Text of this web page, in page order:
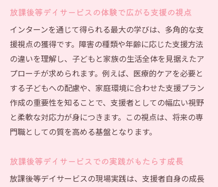
たらす気づき
ななめの関係を通じて広がる放課後等デイ
サービス体験
資格取得を目指す方に最適なインターン活用法
放課後等デイサービスのインターンで資格
取得を目指す方法
資格勉強と放課後等デイサービスインター
ンの両立ポイント
放課後等デイサービスでの実習が資格取得
インターン経験を通じた放課後等デイサー
ビスの資格理解
放課後等デイサービスの体験で広がる支援の視点
インターンを通じて得られる最大の学びは、多角的な支
援視点の獲得です。障害の種類や年齢に応じた支援方法
の違いを理解し、子どもと家族の生活全体を見据えたア
プローチが求められます。例えば、医療的ケアを必要と
する子どもへの配慮や、家庭環境に合わせた支援プラン
作成の重要性を知ることで、支援者としての幅広い視野
と柔軟な対応力が身につきます。この視点は、将来の専
門職としての質を高める基盤となります。
放課後等デイサービスでの実践がもたらす成長
放課後等デイサービスの現場実践は、支援者自身の成長